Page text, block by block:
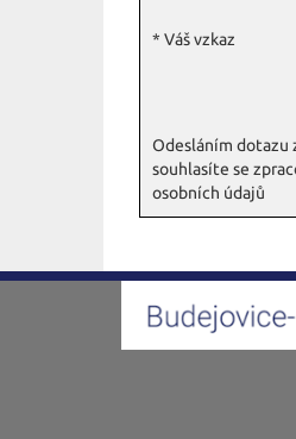
* Váš vzkaz
Odesláním dotazu
souhlasíte se
osobních údajů